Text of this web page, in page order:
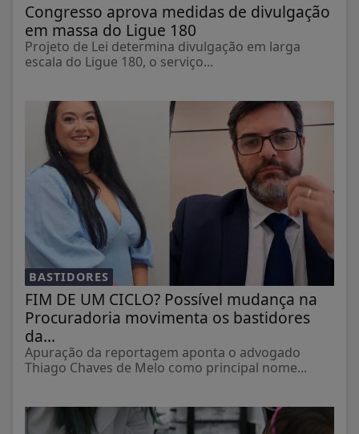
Congresso aprova medidas de divulgação
em massa do Ligue 180
Projeto de Lei determina divulgação em larga
escala do Ligue 180, o serviço...
BASTIDORES
FIM DE UM CICLO? Possível mudança na
Procuradoria movimenta os bastidores
da...
Apuração da reportagem aponta o advogado
Thiago Chaves de Melo como principal nome...